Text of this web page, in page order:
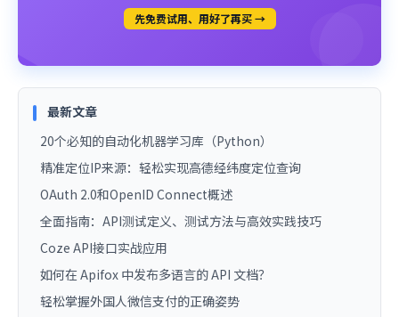
先免费试用、用好了再买 →
最新文章
20个必知的自动化机器学习库（Python）
精准定位IP来源：轻松实现高德经纬度定位查询
OAuth 2.0和OpenID Connect概述
全面指南：API测试定义、测试方法与高效实践技巧
Coze API接口实战应用
如何在 Apifox 中发布多语言的 API 文档？
轻松掌握外国人微信支付的正确姿势